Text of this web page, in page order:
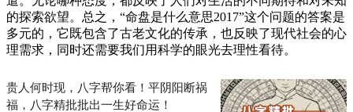
的探索欲望。总之，“命盘是什么意思2017”这个问题的答案是
多元的，它既包含了古老文化的传承，也反映了现代社会的心
理需求，同时还需要我们用科学的眼光去理性看待。
贵人何时现，八字帮你看！平阴阳断祸
福，八字精批批出一生好命运！